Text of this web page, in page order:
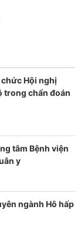
chức Hội nghị
trong chẩn đoán
tâm Bệnh viện
y
ngành Hô hấp